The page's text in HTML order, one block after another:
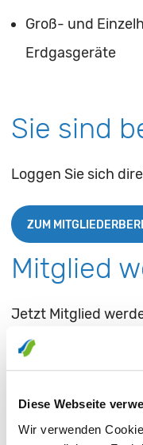
Diese Webseite
Wir verwenden
Groß- und
Erdgasgeräte
Sie sind
Loggen Sie sich
ZUM
Mitglied
Jetzt Mitglied